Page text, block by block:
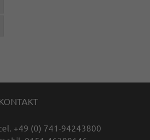
+49 (0) 741-94243800